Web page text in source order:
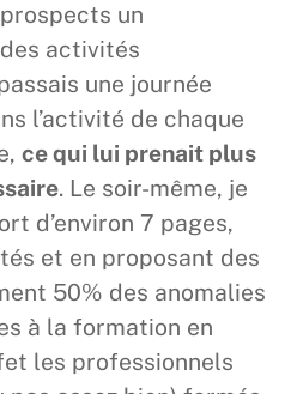
un
activités
une journée
l’activité de chaque
ce qui lui prenait plus
. Le soir-même, je
d’environ 7 pages,
et en proposant des
50% des anomalies
à la formation en
les professionnels